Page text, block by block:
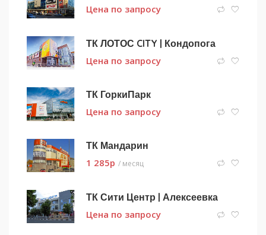
Цена по запросу
ТК ЛОТОС CITY | Кондопога
Цена по запросу
ТК ГоркиПарк
Цена по запросу
ТК Мандарин
1 285p / месяц
ТК Сити Центр | Алексеевка
Цена по запросу